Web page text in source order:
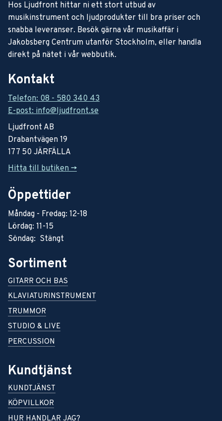
Hos Ljudfront hittar ni ett stort utbud av
musikinstrument och ljudprodukter till bra priser och
snabba leveranser. Besök gärna vår musikaffär i
Jakobsberg Centrum utanför Stockholm, eller handla
direkt på nätet i vår webbutik.
Kontakt
Telefon: 08 - 580 340 43
E-post: info@ljudfront.se
Ljudfront AB
Drabantvägen 19
177 50 JÄRFÄLLA
Hitta till butiken ->
Öppettider
Måndag - Fredag: 12-18
Lördag: 11-15
Söndag: Stängt
Sortiment
GITARR OCH BAS
KLAVIATURINSTRUMENT
TRUMMOR
STUDIO & LIVE
PERCUSSION
Kundtjänst
KUNDTJÄNST
KÖPVILLKOR
HUR HANDLAR JAG?